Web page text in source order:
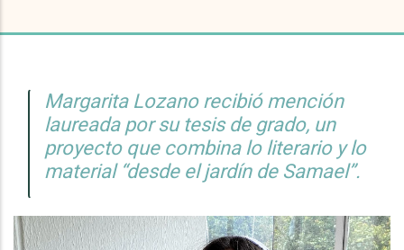
Margarita Lozano recibió mención
laureada por su tesis de grado, un
proyecto que combina lo literario y lo
material “desde el jardín de Samael”.